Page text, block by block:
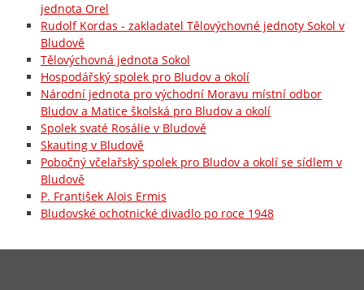
jednota Orel
Rudolf Kordas - zakladatel Tělovýchovné jednoty Sokol v
Bludově
Tělovýchovná jednota Sokol
Hospodářský spolek pro Bludov a okolí
Národní jednota pro východní Moravu místní odbor
Bludov a Matice školská pro Bludov a okolí
Spolek svaté Rosálie v Bludově
Skauting v Bludově
Pobočný včelařský spolek pro Bludov a okolí se sídlem v
Bludově
P. František Alois Ermis
Bludovské ochotnické divadlo po roce 1948